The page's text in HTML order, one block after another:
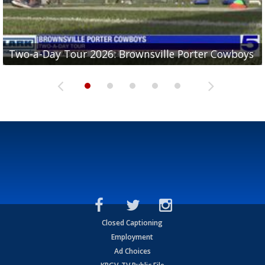
Two-a-Day Tour 2026: Brownsville Porter Cowboys
Two-a-Day Tour 2026: Brownsville Lopez Lobos
Two-a-Day Tour 2026: Mercedes Tigers
Two-a-Day Tour 2026: Progreso Red Ants
Two-a-Day Tour 2026: Donna Redskins
Closed Captioning
Employment
Ad Choices